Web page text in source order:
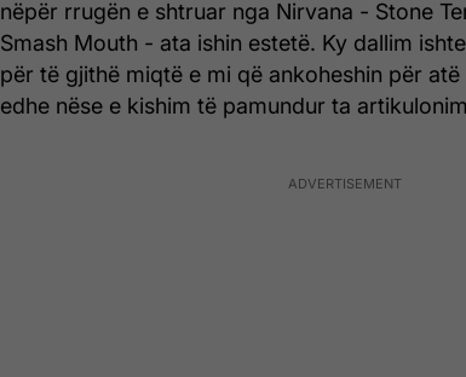
nëpër rrugën e shtruar nga Nirvana - Stone
Smash Mouth - ata ishin estetë. Ky dallim
për të gjithë miqtë e mi që ankoheshin për
edhe nëse e kishim të pamundur ta